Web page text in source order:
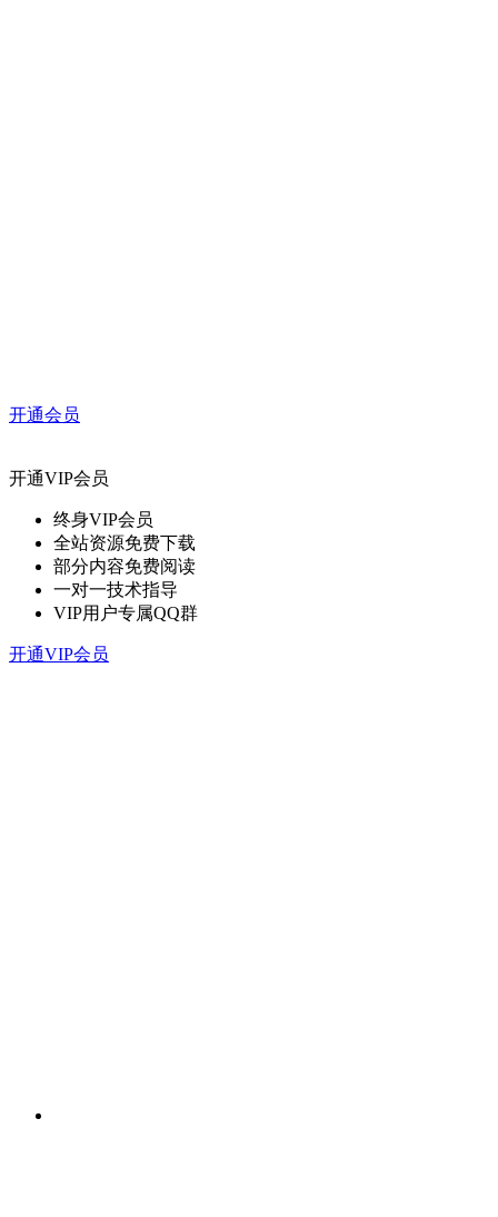
开通会员
开通VIP会员
终身VIP会员
全站资源免费下载
部分内容免费阅读
一对一技术指导
VIP用户专属QQ群
开通VIP会员